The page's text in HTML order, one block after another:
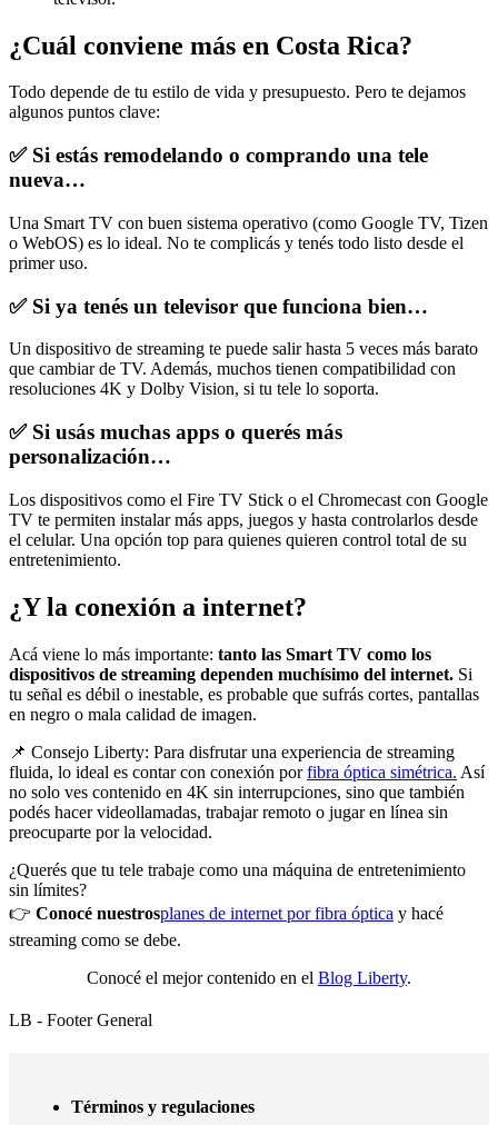
¿Cuál conviene más en Costa Rica?
Todo depende de tu estilo de vida y presupuesto. Pero te dejamos
algunos puntos clave:
✅ Si estás remodelando o comprando una tele
nueva…
Una Smart TV con buen sistema operativo (como Google TV, Tizen
o WebOS) es lo ideal. No te complicás y tenés todo listo desde el
primer uso.
✅ Si ya tenés un televisor que funciona bien…
Un dispositivo de streaming te puede salir hasta 5 veces más barato
que cambiar de TV. Además, muchos tienen compatibilidad con
resoluciones 4K y Dolby Vision, si tu tele lo soporta.
✅ Si usás muchas apps o querés más
personalización…
Los dispositivos como el Fire TV Stick o el Chromecast con Google
TV te permiten instalar más apps, juegos y hasta controlarlos desde
el celular. Una opción top para quienes quieren control total de su
entretenimiento.
¿Y la conexión a internet?
Acá viene lo más importante: tanto las Smart TV como los
dispositivos de streaming dependen muchísimo del internet. Si
tu señal es débil o inestable, es probable que sufrás cortes, pantallas
en negro o mala calidad de imagen.
📌 Consejo Liberty: Para disfrutar una experiencia de streaming
fluida, lo ideal es contar con conexión porfibra óptica simétrica. Así
no solo ves contenido en 4K sin interrupciones, sino que también
podés hacer videollamadas, trabajar remoto o jugar en línea sin
preocuparte por la velocidad.
¿Querés que tu tele trabaje como una máquina de entretenimiento
sin límites?
👉 Conocé nuestrosplanes de internet por fibra óptica y hacé
streaming como se debe.
Conocé el mejor contenido en el Blog Liberty.
LB - Footer General
Términos y regulaciones